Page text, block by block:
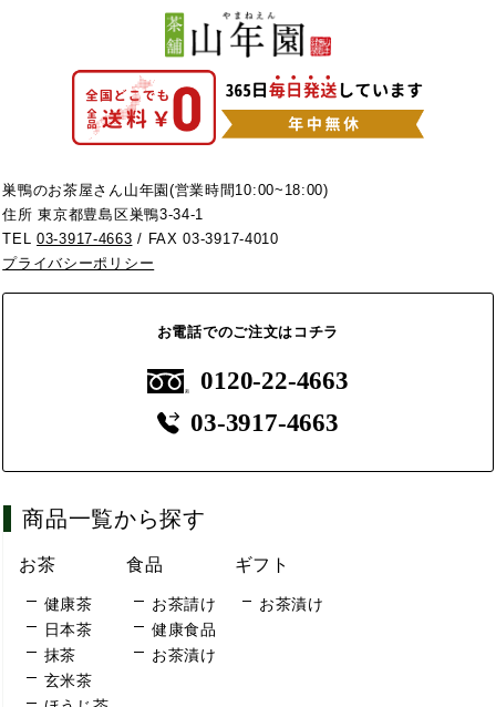
巣鴨のお茶屋さん山年園(営業時間10:00~18:00)
住所 東京都豊島区巣鴨3-34-1
TEL03-3917-4663 / FAX 03-3917-4010
プライバシーポリシー
お電話でのご注文はコチラ
0120-22-4663
03-3917-4663
商品一覧から探す
お茶
健康茶
日本茶
抹茶
玄米茶
食品
お茶請け
健康食品
お茶漬け
ギフト
お茶漬け